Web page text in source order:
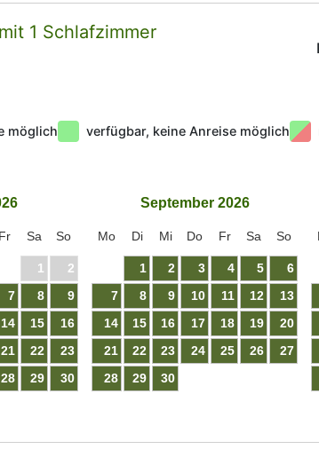
1 Schlafzimmer
möglich verfügbar, keine Anreise möglich
Fr Sa So
1
2
7 8
9
14 15
16
21 22
23
28 29
30
September 2026
Mo Di Mi Do Fr Sa So
1 2 3 4 5
6
7
8 9 10 11 12
13
14
15 16 17 18 19
20
21
22 23 24 25 26
27
28
29 30